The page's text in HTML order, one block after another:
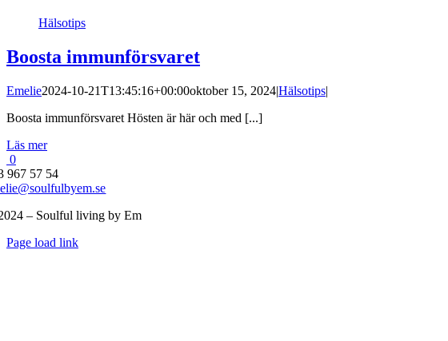
Hälsotips
Boosta immunförsvaret
Emelie2024-10-21T13:45:16+00:00oktober 15, 2024|Hälsotips|
Boosta immunförsvaret Hösten är här och med [...]
Läs mer
0
967 57 54
– Soulful living by Em
Byt
Page load link